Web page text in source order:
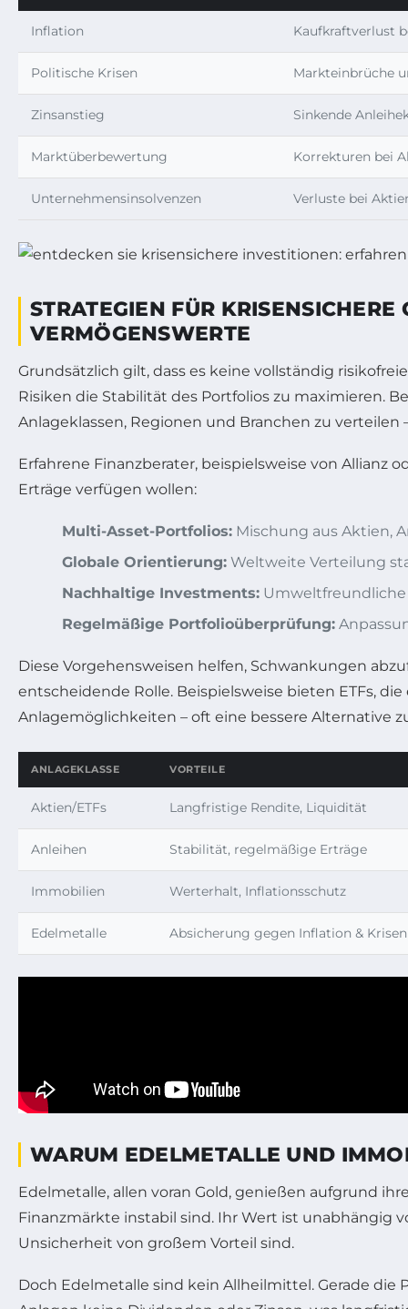
Inflation Kaufkraftverlust
Politische Krisen Markteinbrüche
Zinsanstieg Sinkende
Marktüberbewertung Korrekturen bei
Unternehmensinsolvenzen Verluste bei
STRATEGIEN FÜR
VERMÖGENSWERTE
Grundsätzlich gilt, dass es keine vollständig
Risiken die Stabilität des Portfolios zu maximieren.
Anlageklassen, Regionen und Branchen zu verteilen
Erfahrene Finanzberater, beispielsweise von Allianz
Erträge verfügen wollen:
Multi-Asset-Portfolios: Mischung aus Aktien,
Globale Orientierung: Weltweite Verteilung
Nachhaltige Investments: Umweltfreundliche
Regelmäßige Portfolioüberprüfung:
Diese Vorgehensweisen helfen, Schwankungen
entscheidende Rolle. Beispielsweise bieten ETFs,
Anlagemöglichkeiten – oft eine bessere Alternative
ANLAGEKLASSE VORTEILE
Aktien/ETFs Langfristige Rendite, Liquidität
Anleihen Stabilität, regelmäßige Erträge
Immobilien Werterhalt, Inflationsschutz
Edelmetalle Absicherung gegen Inflation & Krisen
WARUM EDELMETALLE UND
Edelmetalle, allen voran Gold, genießen aufgrund
Finanzmärkte instabil sind. Ihr Wert ist unabhängig
Unsicherheit von großem Vorteil sind.
Doch Edelmetalle sind kein Allheilmittel. Gerade